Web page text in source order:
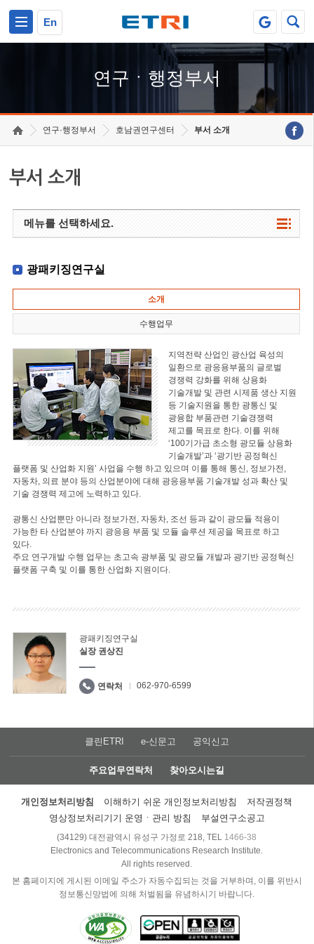
En
연구ㆍ행정부서
연구·행정부서 호남권연구센터 부서 소개
부서 소개
메뉴를 선택하세요.
광패키징연구실
소개
수행업무
지역전략 산업인 광산업 육성의
일환으로 광응용부품의 글로벌
경쟁력 강화를 위해 상용화
기술개발 및 관련 시제품 생산 지원
등 기술지원을 통한 광통신 및
광융합 부품관련 기술경쟁력
제고를 목표로 한다. 이를 위해
‘100기가급 초소형 광모듈 상용화
기술개발’과 ‘광기반 공정혁신
플랫폼 및 산업화 지원’ 사업을 수행 하고 있으며 이를 통해 통신, 정보가전,
자동차, 의료 분야 등의 산업분야에 대해 광응용부품 기술개발 성과 확산 및
기술 경쟁력 제고에 노력하고 있다.
광통신 산업뿐만 아니라 정보가전, 자동차, 조선 등과 같이 광모듈 적용이
가능한 타 산업분야 까지 광응용 부품 및 모듈 솔루션 제공을 목표로 하고
있다.
주요 연구개발 수행 업무는 초고속 광부품 및 광모듈 개발과 광기반 공정혁신
플랫폼 구축 및 이를 통한 산업화 지원이다.
광패키징연구실
실장 권상진
연락처 062-970-6599
클린ETRI e-신문고 공익신고
주요업무연락처 찾아오시는길
개인정보처리방침 이해하기 쉬운 개인정보처리방침
저작권정책
영상정보처리기기 운영ㆍ관리 방침
부설연구소공고
(34129) 대전광역시 유성구 가정로 218, TEL 1466-38
Electronics and Telecommunications Research Institute.
All rights reserved.
본 홈페이지에 게시된 이메일 주소가 자동수집되는 것을 거부하며, 이를 위반시
정보통신망법에 의해 처벌됨을 유념하시기 바랍니다.